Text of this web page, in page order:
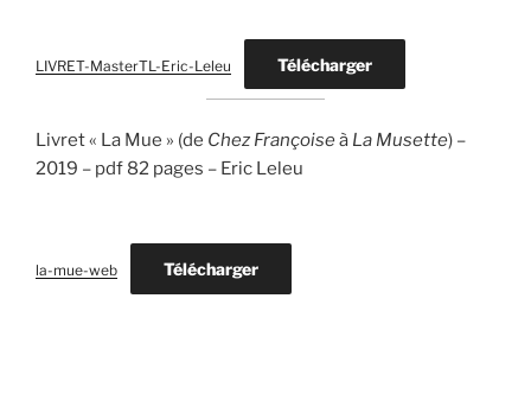
LIVRET-MasterTL-Eric-Leleu Télécharger
Livret « La Mue » (de Chez Françoiseà La Musette) –
2019 – pdf 82 pages – Eric Leleu
la-mue-web Télécharger